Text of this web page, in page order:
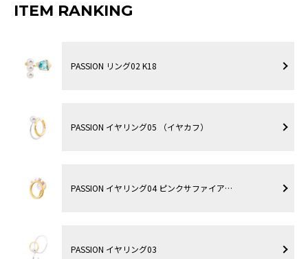
ITEM RANKING
PASSION リング02 K18
PASSION イヤリング05 （イヤカフ）
PASSION イヤリング04 ピンクサファイア…
PASSION イヤリング03